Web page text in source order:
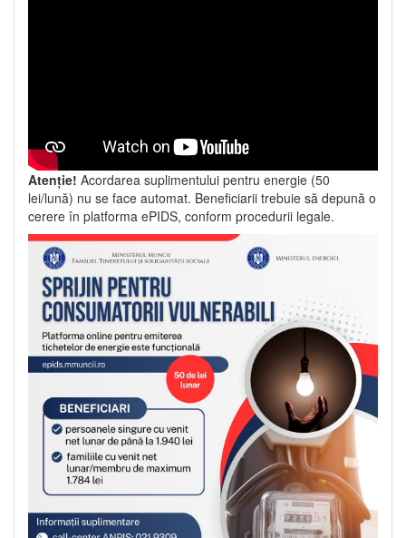
Atenție! Acordarea suplimentului pentru energie (50
lei/lună) nu se face automat. Beneficiarii trebuie să depună o
cerere în platforma ePIDS, conform procedurii legale.